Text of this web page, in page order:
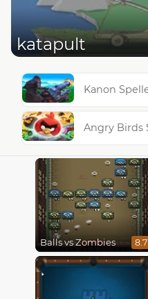
katapult
Kanon
Angry Birds
Balls vs Zombies 8.7